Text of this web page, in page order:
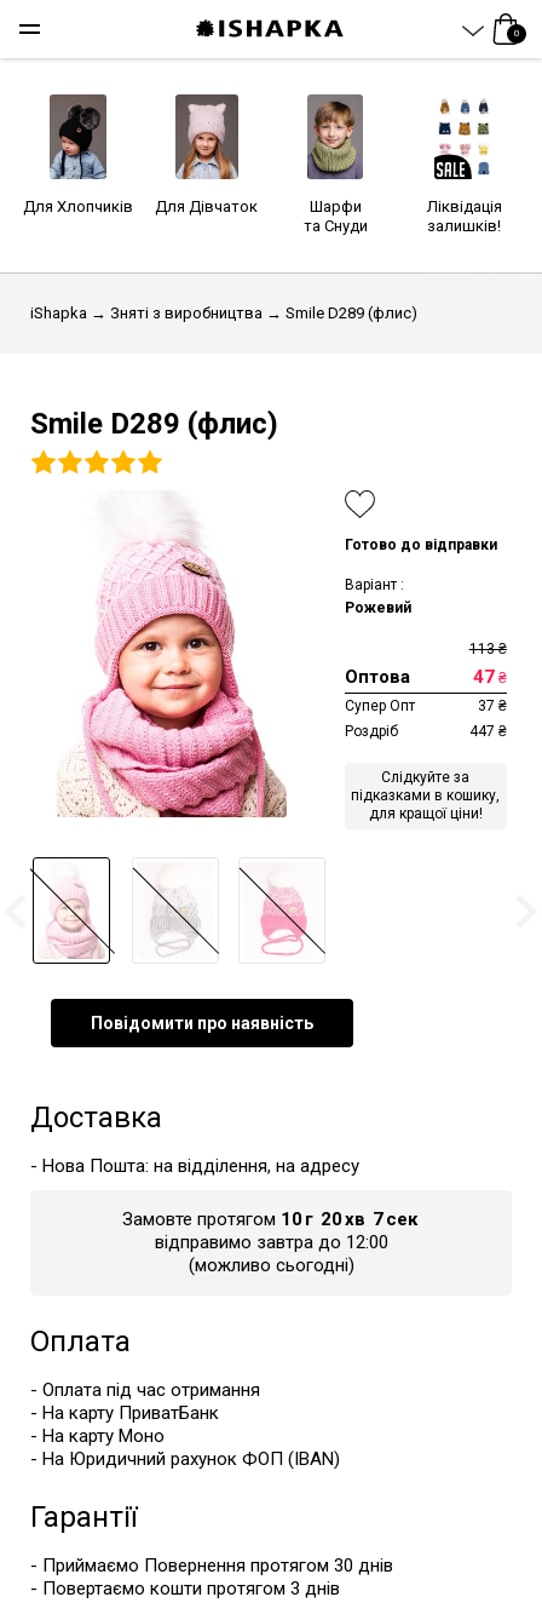
0
Для Хлопчиків Для Дівчаток
Шарфи
та Снуди
Ліквідація
залишків!
iShapka → Зняті з виробництва → Smile D289 (флис)
Smile D289 (флис)
Готово до відправки
Варіант :
Рожевий
113 ₴
Оптова 47 ₴
Супер Опт
37 ₴
Роздріб
447 ₴
Слідкуйте за
підказками в кошику,
для кращої ціни!
Повідомити про наявність
Доставка
- Нова Пошта: на відділення, на адресу
Замовте протягом 10г 20хв 7сек
відправимо завтра до 12:00
(можливо сьогодні)
Оплата
- Оплата під час отримання
- На карту ПриватБанк
- На карту Моно
- На Юридичний рахунок ФОП (IBAN)
Гарантії
- Приймаємо Повернення протягом 30 днів
- Повертаємо кошти протягом 3 днів